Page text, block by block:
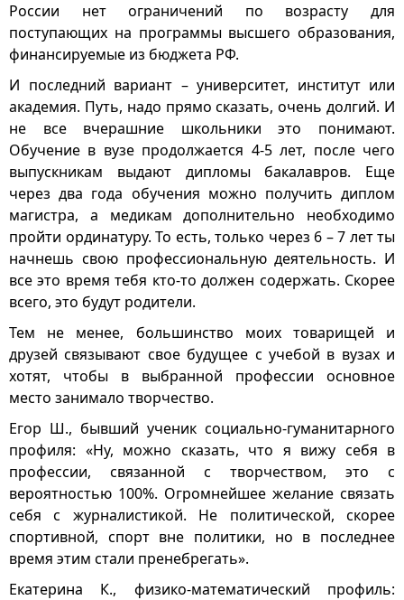
России нет ограничений по возрасту для
поступающих на программы высшего образования,
финансируемые из бюджета РФ.
И последний вариант – университет, институт или
академия. Путь, надо прямо сказать, очень долгий. И
не все вчерашние школьники это понимают.
Обучение в вузе продолжается 4-5 лет, после чего
выпускникам выдают дипломы бакалавров. Еще
через два года обучения можно получить диплом
магистра, а медикам дополнительно необходимо
пройти ординатуру. То есть, только через 6 – 7 лет ты
начнешь свою профессиональную деятельность. И
все это время тебя кто-то должен содержать. Скорее
всего, это будут родители.
Тем не менее, большинство моих товарищей и
друзей связывают свое будущее с учебой в вузах и
хотят, чтобы в выбранной профессии основное
место занимало творчество.
Егор Ш., бывший ученик социально-гуманитарного
профиля: «Ну, можно сказать, что я вижу себя в
профессии, связанной с творчеством, это с
вероятностью 100%. Огромнейшее желание связать
себя с журналистикой. Не политической, скорее
спортивной, спорт вне политики, но в последнее
время этим стали пренебрегать».
Екатерина К., физико-математический профиль: